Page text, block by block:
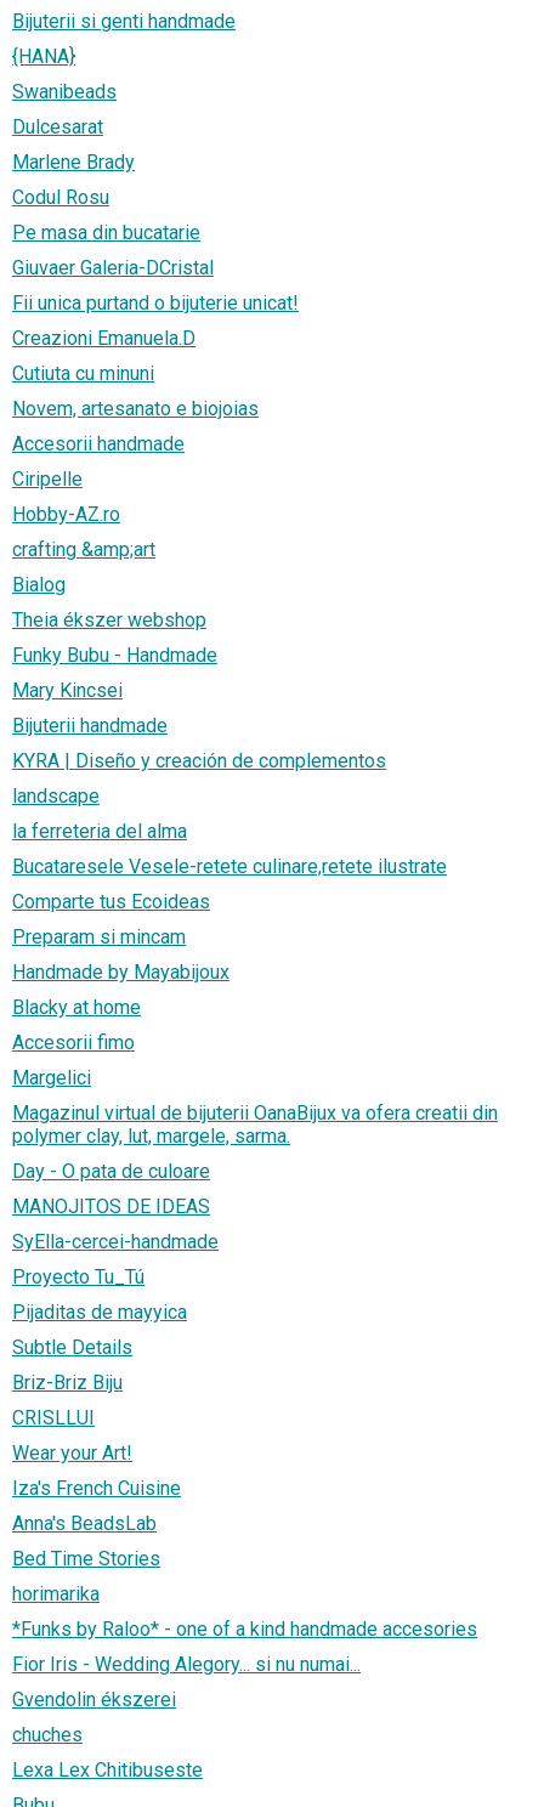
Bijuterii si genti handmade
{HANA}
Swanibeads
Dulcesarat
Marlene Brady
Codul Rosu
Pe masa din bucatarie
Giuvaer Galeria-DCristal
Fii unica purtand o bijuterie unicat!
Creazioni Emanuela.D
Cutiuta cu minuni
Novem, artesanato e biojoias
Accesorii handmade
Ciripelle
Hobby-AZ.ro
crafting &amp;art
Bialog
Theia ékszer webshop
Funky Bubu - Handmade
Mary Kincsei
Bijuterii handmade
KYRA | Diseño y creación de complementos
landscape
la ferreteria del alma
Bucataresele Vesele-retete culinare,retete ilustrate
Comparte tus Ecoideas
Preparam si mincam
Handmade by Mayabijoux
Blacky at home
Accesorii fimo
Margelici
Magazinul virtual de bijuterii OanaBijux va ofera creatii din
polymer clay, lut, margele, sarma.
Day - O pata de culoare
MANOJITOS DE IDEAS
SyElla-cercei-handmade
Proyecto Tu_Tú
Pijaditas de mayyica
Subtle Details
Briz-Briz Biju
CRISLLUI
Wear your Art!
Iza's French Cuisine
Anna's BeadsLab
Bed Time Stories
horimarika
*Funks by Raloo* - one of a kind handmade accesories
Fior Iris - Wedding Alegory... si nu numai...
Gvendolin ékszerei
chuches
Lexa Lex Chitibuseste